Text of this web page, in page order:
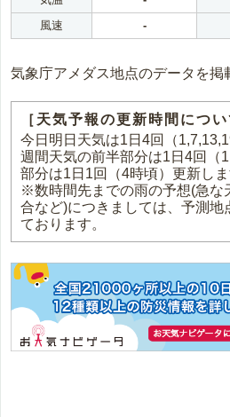
風速
-
気象庁アメダス地点のデータを掲
［天気予報の更新時間につい
今日明日天気は1日4回（
週間天気の前半部分は1日4回（
部分は1日1回（4時頃）更新しま
※数時間先までの雨の予想(急な
合など)につきましては、予測地
ております。